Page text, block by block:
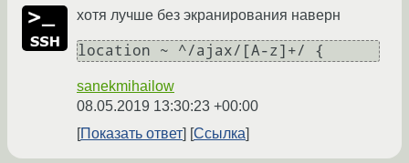
хотя лучше без экранирования наверн
sanekmihailow
08.05.2019 13:30:23 +00:00
Показать ответ
Ссылка